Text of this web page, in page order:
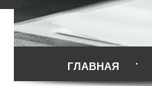
ГЛАВНАЯ